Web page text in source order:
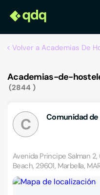
Volver a Academias De
Academias-de-
2844
C Comunidad
Avenida Principe Salman
Beach, 29601, Marbella,